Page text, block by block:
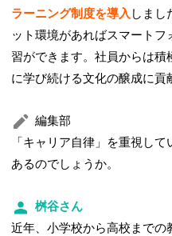
ラーニング制度を導入 しまし
ット環境があればスマートフ
習ができます。社員からは
に学び続ける文化の醸成に貢
編集部
「キャリア自律」を重視し
あるのでしょうか。
桝谷さん
近年、小学校から高校までの